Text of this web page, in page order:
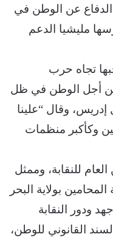
الدفاع عن الوطن في
مليشيا الدعم
تجاه حرب
من أجل الوطن في ظل
إدريس، وقال “علينا
وكأكبر منظمات
للنقابة، وممثل
بولاية البحر
ودور النقابة
القانوني للوطن،